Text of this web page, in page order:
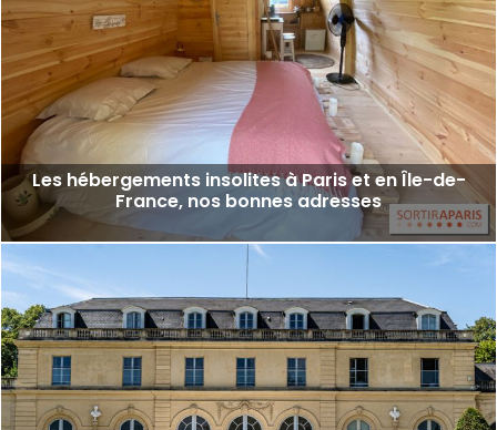
Les hébergements insolites à Paris et en Île-de-
France, nos bonnes adresses